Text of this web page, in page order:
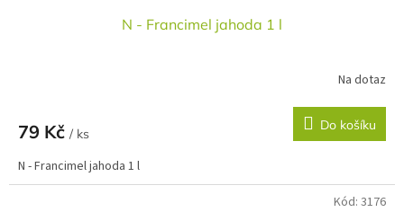
N - Francimel jahoda 1 l
Na dotaz
79 Kč / ks
Do košíku
N - Francimel jahoda 1 l
Kód: 3176